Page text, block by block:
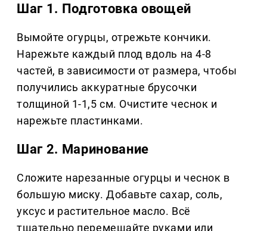
Шаг 1. Подготовка овощей
Вымойте огурцы, отрежьте кончики.
Нарежьте каждый плод вдоль на 4-8
частей, в зависимости от размера, чтобы
получились аккуратные брусочки
толщиной 1-1,5 см. Очистите чеснок и
нарежьте пластинками.
Шаг 2. Маринование
Сложите нарезанные огурцы и чеснок в
большую миску. Добавьте сахар, соль,
уксус и растительное масло. Всё
тщательно перемешайте руками или